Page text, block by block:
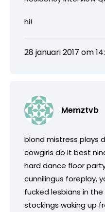
hi!
28 januari 2017 om
Memztvb
blond mistress plays
cowgirls do it best
hard dance floor
cunnilingus foreplay,
fucked lesbians in
stockings waking up